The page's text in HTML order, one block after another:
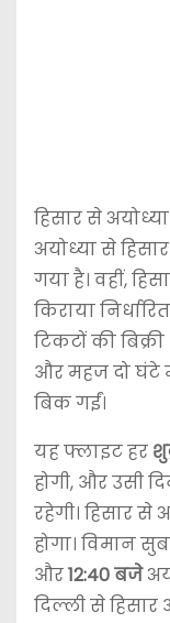
हिसार से
अयोध्या से
गया है। वहीं,
किराया
टिकटों की
और महज दो घंटे
बिक गईं।
यह फ्लाइट हर
होगी, और उसी
रहेगी। हिसार
होगा। विमान
और12:40 बजे
दिल्ली से